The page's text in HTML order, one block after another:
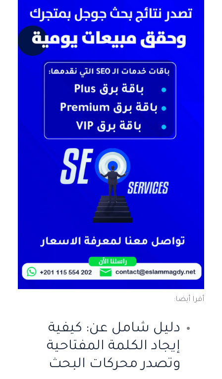
أقرا أيضا:
دليل شامل عن: كيفية
إيجاد الكلمة المفتاحية
وتصدر محركات البحث